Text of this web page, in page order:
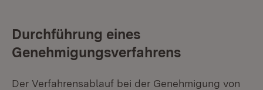
Durchführung eines
Genehmigungsverfahrens
Der Verfahrensablauf bei der Genehmigung von